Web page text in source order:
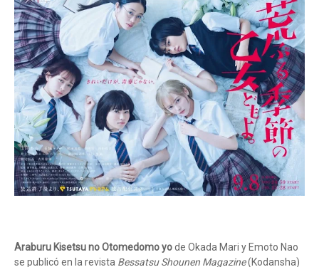
Araburu Kisetsu no Otomedomo yode Okada Mari y Emoto Nao
se publicó en la revista Bessatsu Shounen Magazine(Kodansha)